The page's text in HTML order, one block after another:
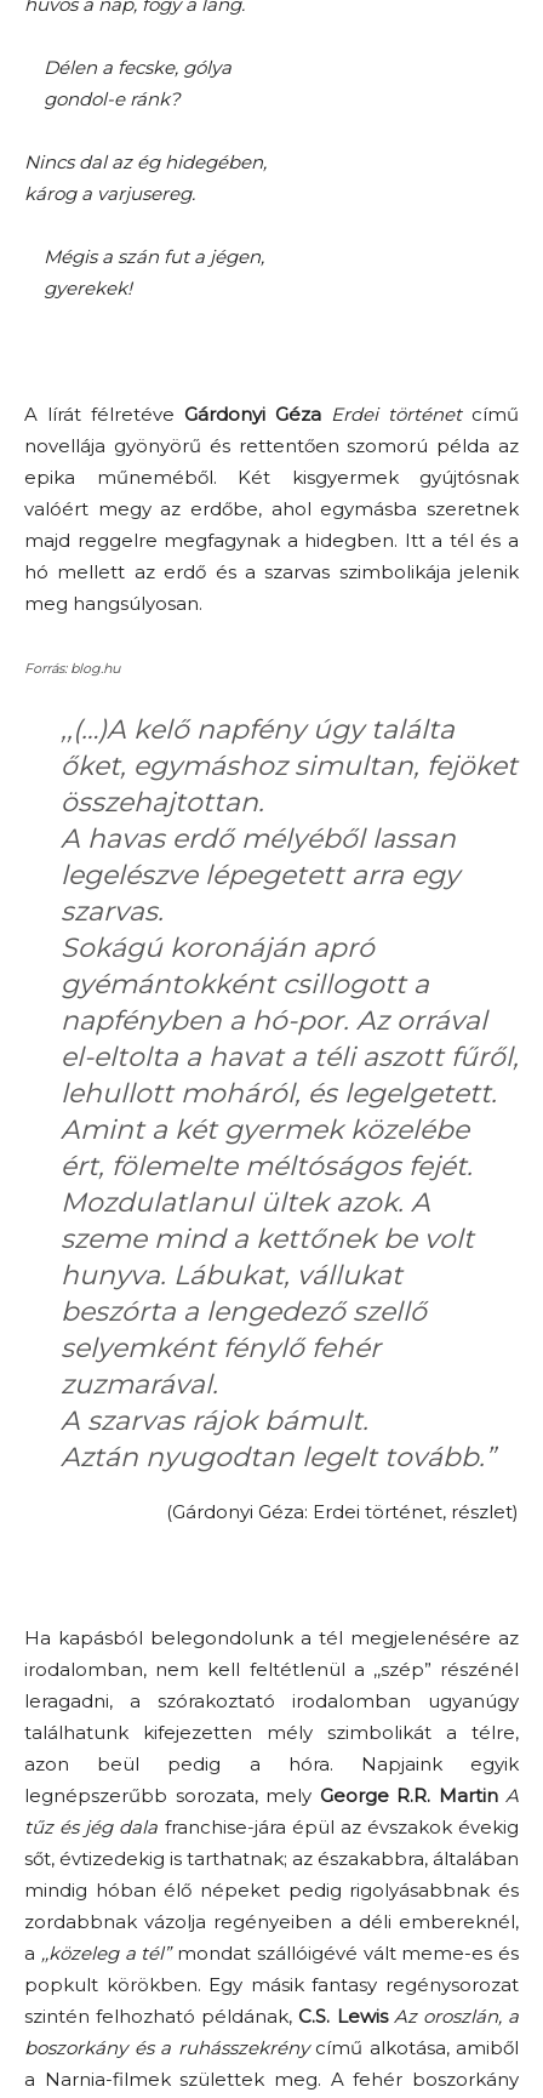
Délen a fecske, gólya
gondol-e ránk?
Nincs dal az ég hidegében,
károg a varjusereg.
Mégis a szán fut a jégen,
gyerekek!
A lírát félretéve Gárdonyi Géza Erdei történetcímű
novellája gyönyörű és rettentően szomorú példa az
epika műneméből. Két kisgyermek gyújtósnak
valóért megy az erdőbe, ahol egymásba szeretnek
majd reggelre megfagynak a hidegben. Itt a tél és a
hó mellett az erdő és a szarvas szimbolikája jelenik
meg hangsúlyosan.
Forrás: blog.hu
,,(…)A kelő napfény úgy találta
őket, egymáshoz simultan, fejöket
összehajtottan.
A havas erdő mélyéből lassan
legelészve lépegetett arra egy
szarvas.
Sokágú koronáján apró
gyémántokként csillogott a
napfényben a hó-por. Az orrával
el-eltolta a havat a téli aszott fűről,
lehullott moháról, és legelgetett.
Amint a két gyermek közelébe
ért, fölemelte méltóságos fejét.
Mozdulatlanul ültek azok. A
szeme mind a kettőnek be volt
hunyva. Lábukat, vállukat
beszórta a lengedező szellő
selyemként fénylő fehér
zuzmarával.
A szarvas rájok bámult.
Aztán nyugodtan legelt tovább.”
(Gárdonyi Géza: Erdei történet, részlet)
Ha kapásból belegondolunk a tél megjelenésére az
irodalomban, nem kell feltétlenül a ,,szép” részénél
leragadni, a szórakoztató irodalomban ugyanúgy
találhatunk kifejezetten mély szimbolikát a télre,
azon beül pedig a hóra. Napjaink egyik
legnépszerűbb sorozata, mely George R.R. Martin A
tűz és jég dala franchise-jára épül az évszakok évekig
sőt, évtizedekig is tarthatnak; az északabbra, általában
mindig hóban élő népeket pedig rigolyásabbnak és
zordabbnak vázolja regényeiben a déli embereknél,
a ,,közeleg a tél”mondat szállóigévé vált meme-es és
popkult körökben. Egy másik fantasy regénysorozat
szintén felhozható példának, C.S. Lewis Az oroszlán, a
boszorkány és a ruhásszekrénycímű alkotása, amiből
a Narnia-filmek születtek meg. A fehér boszorkány